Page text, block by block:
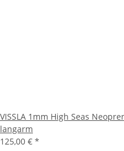
VISSLA 1mm High Seas
langarm
125,00 € *